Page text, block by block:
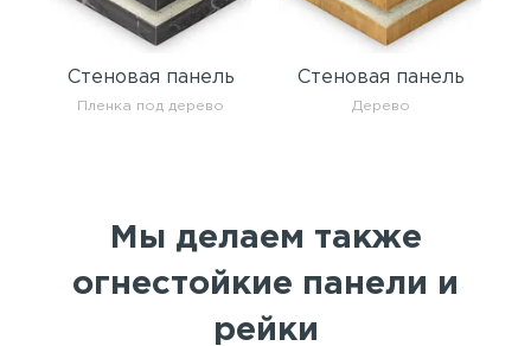
Стеновая панель
Пленка под дерево
Стеновая панель
Дерево
Мы делаем также
огнестойкие панели и
рейки